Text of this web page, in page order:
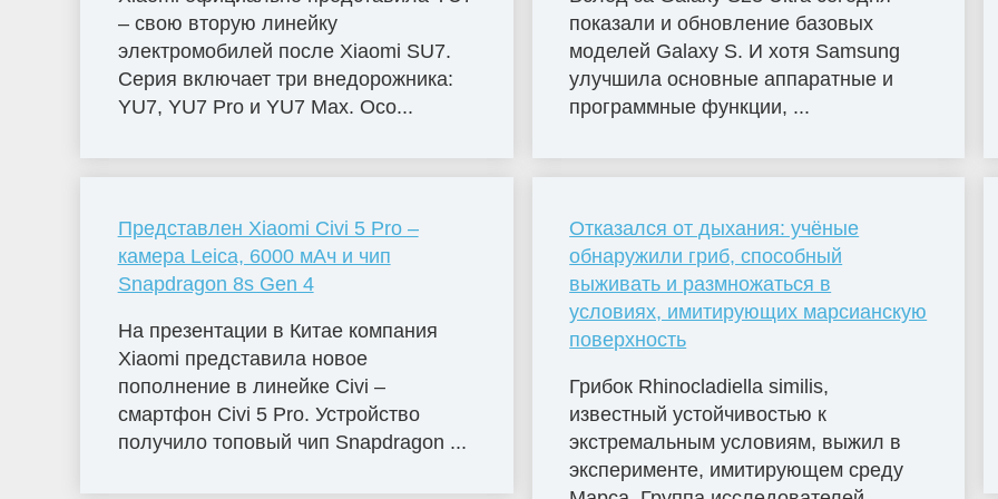
– свою вторую линейку
электромобилей после Xiaomi SU7.
Серия включает три внедорожника:
YU7, YU7 Pro и YU7 Max. Осо...
Представлен Xiaomi Civi 5 Pro –
камера Leica, 6000 мАч и чип
Snapdragon 8s Gen 4
На презентации в Китае компания
Xiaomi представила новое
пополнение в линейке Civi –
смартфон Civi 5 Pro. Устройство
получило топовый чип Snapdragon ...
показали и обновление базовых
моделей Galaxy S. И хотя Samsung
улучшила основные аппаратные и
программные функции, ...
Отказался от дыхания: учёные
обнаружили гриб, способный
выживать и размножаться в
условиях, имитирующих марсианскую
поверхность
Грибок Rhinocladiella similis,
известный устойчивостью к
экстремальным условиям, выжил в
эксперименте, имитирующем среду